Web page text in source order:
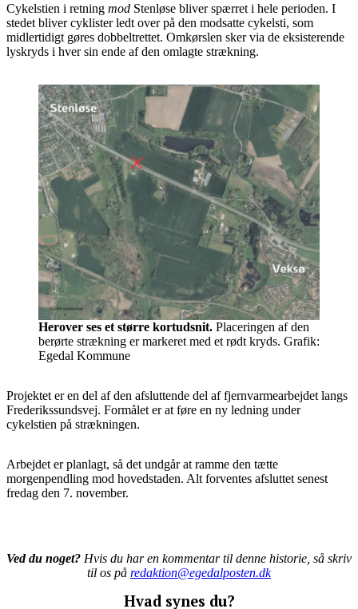
Cykelstien i retning mod Stenløse bliver spærret i hele perioden. I
stedet bliver cyklister ledt over på den modsatte cykelsti, som
midlertidigt gøres dobbeltrettet. Omkørslen sker via de eksisterende
lyskryds i hver sin ende af den omlagte strækning.
Herover ses et større kortudsnit. Placeringen af den
berørte strækning er markeret med et rødt kryds. Grafik:
Egedal Kommune
Projektet er en del af den afsluttende del af fjernvarmearbejdet langs
Frederikssundsvej. Formålet er at føre en ny ledning under
cykelstien på strækningen.
Arbejdet er planlagt, så det undgår at ramme den tætte
morgenpendling mod hovedstaden. Alt forventes afsluttet senest
fredag den 7. november.
Ved du noget? Hvis du har en kommentar til denne historie, så skriv
til os på redaktion@egedalposten.dk
Hvad synes du?